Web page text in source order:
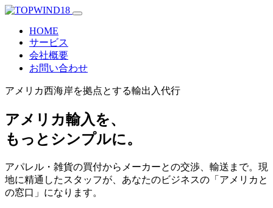
HOME
サービス
会社概要
お問い合わせ
アメリカ西海岸を拠点とする輸出入代行
アメリカ輸入を、
もっとシンプルに。
アパレル・雑貨の買付からメーカーとの交渉、輸送まで。現
地に精通したスタッフが、あなたのビジネスの「アメリカと
の窓口」になります。